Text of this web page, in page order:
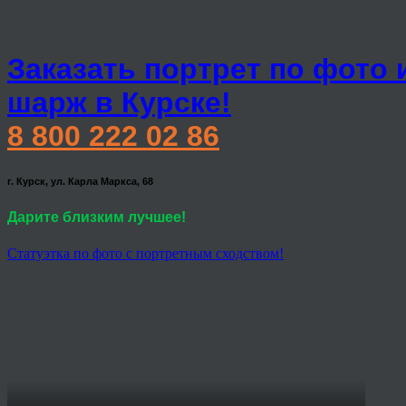
Заказать портрет по фото
шарж в Курске!
8 800 222 02 86
г. Курск, ул. Карла Маркса, 68
Дарите близким лучшее!
Статуэтка по фото с портретным сходством!